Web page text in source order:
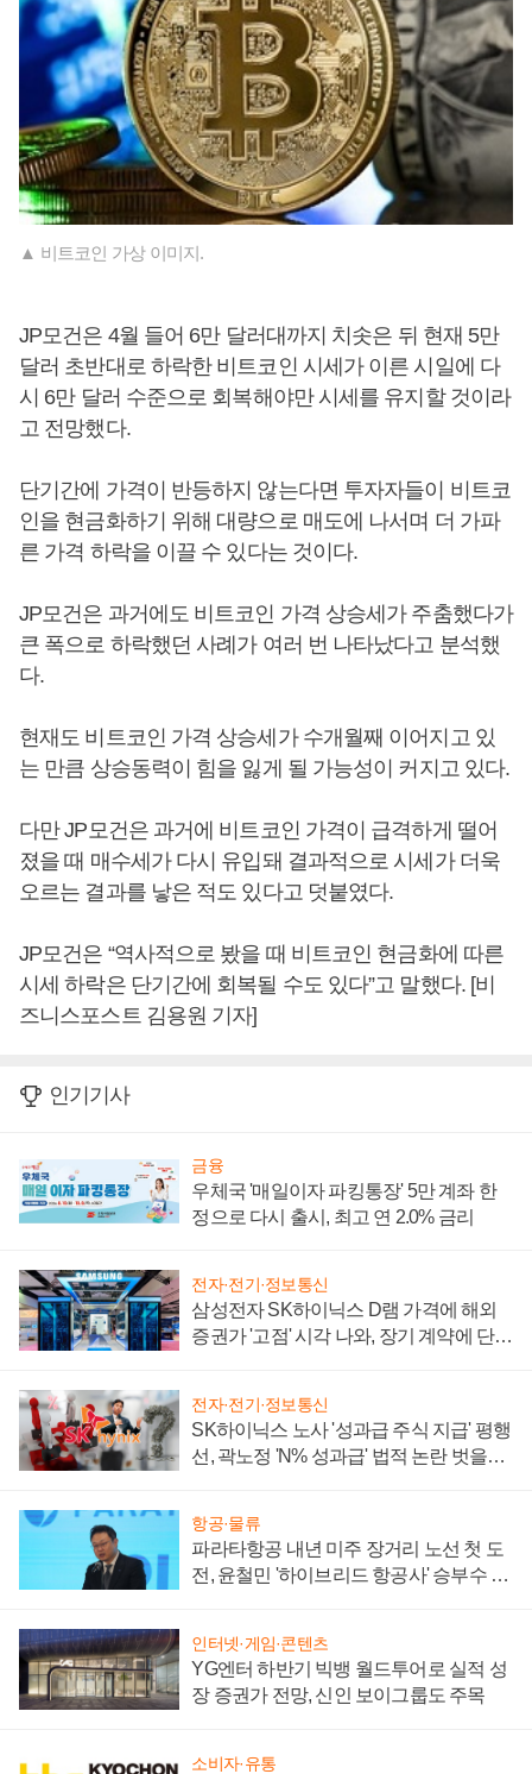
▲ 비트코인 가상 이미지.
JP모건은 4월 들어 6만 달러대까지 치솟은 뒤 현재 5만
달러 초반대로 하락한 비트코인 시세가 이른 시일에 다
시 6만 달러 수준으로 회복해야만 시세를 유지할 것이라
고 전망했다.
단기간에 가격이 반등하지 않는다면 투자자들이 비트코
인을 현금화하기 위해 대량으로 매도에 나서며 더 가파
른 가격 하락을 이끌 수 있다는 것이다.
JP모건은 과거에도 비트코인 가격 상승세가 주춤했다가
큰 폭으로 하락했던 사례가 여러 번 나타났다고 분석했
다.
현재도 비트코인 가격 상승세가 수개월째 이어지고 있
는 만큼 상승동력이 힘을 잃게 될 가능성이 커지고 있다.
다만 JP모건은 과거에 비트코인 가격이 급격하게 떨어
졌을 때 매수세가 다시 유입돼 결과적으로 시세가 더욱
오르는 결과를 낳은 적도 있다고 덧붙였다.
JP모건은 “역사적으로 봤을 때 비트코인 현금화에 따른
시세 하락은 단기간에 회복될 수도 있다”고 말했다. [비
즈니스포스트 김용원 기자]
인기기사
금융
우체국 '매일이자 파킹통장' 5만 계좌 한
정으로 다시 출시, 최고 연 2.0% 금리
전자·전기·정보통신
삼성전자 SK하이닉스 D램 가격에 해외
증권가 '고점' 시각 나와, 장기 계약에 단점
전자·전기·정보통신
SK하이닉스 노사 '성과급 주식 지급' 평행
선, 곽노정 'N% 성과급' 법적 논란 벗을지
항공·물류
파라타항공 내년 미주 장거리 노선 첫 도
전, 윤철민 '하이브리드 항공사' 승부수 통
인터넷·게임·콘텐츠
YG엔터 하반기 빅뱅 월드투어로 실적 성
장 증권가 전망, 신인 보이그룹도 주목
소비자·유통